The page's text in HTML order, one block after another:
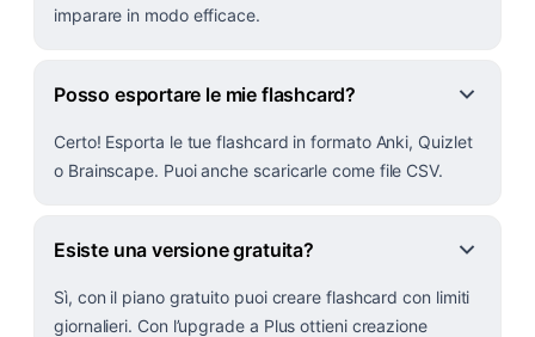
imparare in modo efficace.
Posso esportare le mie flashcard?
Certo! Esporta le tue flashcard in formato Anki, Quizlet
o Brainscape. Puoi anche scaricarle come file CSV.
Esiste una versione gratuita?
Sì, con il piano gratuito puoi creare flashcard con limiti
giornalieri. Con l’upgrade a Plus ottieni creazione